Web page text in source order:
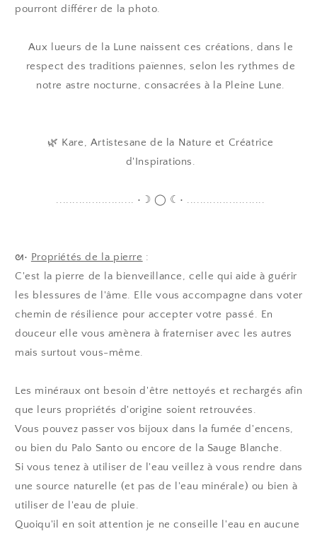
pourront différer de la photo.
Aux lueurs de la Lune naissent ces créations, dans le
respect des traditions païennes, selon les rythmes de
notre astre nocturne, consacrées à la Pleine Lune.
🌿 Kare, Artistesane de la Nature et Créatrice
d'Inspirations.
........................ •☽ ◯ ☾• ........................
ᘛ• Propriétés de la pierre :
C'est la pierre de la bienveillance, celle qui aide à guérir
les blessures de l'âme. Elle vous accompagne dans voter
chemin de résilience pour accepter votre passé. En
douceur elle vous amènera à fraterniser avec les autres
mais surtout vous-même.
Les minéraux ont besoin d'être nettoyés et rechargés afin
que leurs propriétés d'origine soient retrouvées.
Vous pouvez passer vos bijoux dans la fumée d'encens,
ou bien du Palo Santo ou encore de la Sauge Blanche.
Si vous tenez à utiliser de l'eau veillez à vous rendre dans
une source naturelle (et pas de l'eau minérale) ou bien à
utiliser de l'eau de pluie.
Quoiqu'il en soit attention je ne conseille l'eau en aucune